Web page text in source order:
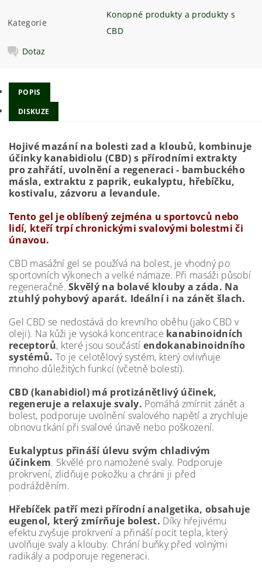
Kategorie
Konopné produkty a produkty s
CBD
Dotaz
POPIS
DISKUZE
Hojivé mazání na bolesti zad a kloubů, kombinuje
účinky kanabidiolu (CBD) s přírodními extrakty
pro zahřátí, uvolnění a regeneraci - bambuckého
másla, extraktu z paprik, eukalyptu, hřebíčku,
kostivalu, zázvoru a levandule.
Tento gel je oblíbený zejména u sportovců nebo
lidí, kteří trpí chronickými svalovými bolestmi či
únavou.
CBD masážní gel se používá na bolest, je vhodný po
sportovních výkonech a velké námaze. Při masáži působí
regeneračně. Skvělý na bolavé klouby a záda. Na
ztuhlý pohybový aparát. Ideální i na zánět šlach.
Gel CBD se nedostává do krevního oběhu (jako CBD v
oleji). Na kůži je vysoká koncentrace kanabinoidních
receptorů, které jsou součástí endokanabinoidního
systémů. To je celotělový systém, který ovlivňuje
mnoho důležitých funkcí (včetně bolesti).
CBD (kanabidiol) má protizánětlivý účinek,
regeneruje a relaxuje svaly. Pomáhá zmírnit zánět a
bolest, podporuje uvolnění svalového napětí a zrychluje
obnovu tkání při svalové únavě nebo poškození.
Eukalyptus přináší úlevu svým chladivým
účinkem. Skvělé pro namožené svaly. Podporuje
prokrvení, zlidňuje pokožku a chráni ji před
podrážděním.
Hřebíček patří mezi přírodní analgetika, obsahuje
eugenol, který zmírňuje bolest. Díky hřejivému
efektu zvyšuje prokrvení a přináší pocit tepla, který
uvolňuje svaly a klouby. Chrání buňky před volnými
radikály a podporuje regeneraci.